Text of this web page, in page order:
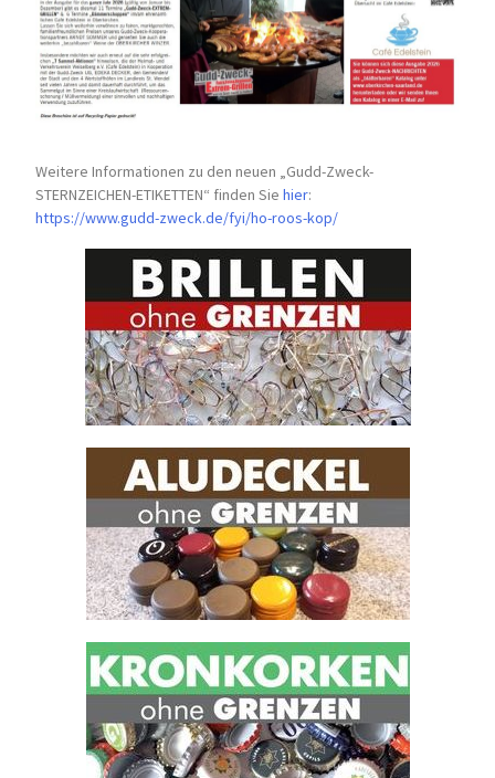
Weitere Informationen zu den neuen „Gudd-Zweck-
STERNZEICHEN-ETIKETTEN“ finden Siehier:
https://www.gudd-zweck.de/fyi/ho-roos-kop/